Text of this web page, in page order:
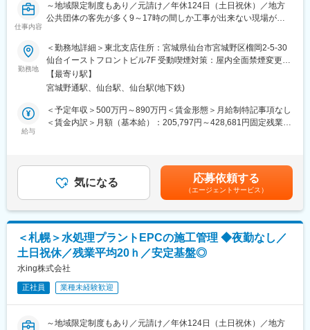
＊受注金額・フォロー体制
大規模案件：金額は50億～100億円／3～4名程度で担当
＊DXへの取り組み
タブレットを活用した施工管理など、DXを活用し業務効率化の取
り組みを行っています。
■働き方：
・在宅：担当現場がない、稼働していないときは、事務作業を在
・顧客ニーズに応える為、水質分析から基本プロセス設計、
EPC、維持管理、メンテナンス、薬品提供までワンストップで提
供しています。
・官公庁8割・民間2割で案件を受注しており、主な顧客は国内外
の官公庁／地方自治体／水族館／テーマパーク／飲料メーカー／
医薬品メーカー等です。
■同社の強み
・民間企業、官公庁など安定した取引実績があり、インフラを支
イオニアとしては勿論、製薬工場の設備管理受託という新規事業
仕事内容
～地域限定制度もあり／元請け／年休124日（土日祝休）／地方
公共団体の客先が多く9～17時の間しか工事が出来ない現場が多
です～
■業務内容
新設工事の現場における施工管理業務を担当します。水処理設備
の機械・電気工事がメインとなります。
■業務詳細
・仮設計画の作成
※施工図などの図面作成は行いません。
半年～１年、長くて２～３年です。
現場までの通勤が難しい場合には、半年～1年の長期出張となりま
す。
＊担当案件数（規模や期間により件数は変動します）
大規模案件：年間1件程度
小中規模案件：年間1件～15件程度。
勤務地
＜勤務地詳細＞東北支店住所：宮城県仙台市宮城野区榴岡2-5-30
仙台イーストフロントビル7F 受動喫煙対策：屋内全面禁煙変更の
範囲：会社の定める事業所（リモートワーク含む）
【最寄り駅】
宮城野通駅、仙台駅、仙台駅(地下鉄)
給与
＜予定年収＞500万円～890万円＜賃金形態＞月給制特記事項なし
＜賃金内訳＞月額（基本給）：205,797円～428,681円固定残業手
給与補足＞※給与詳細は、同社規定により決定■昇給：年1回（人
事評価に応じる）■賞与：年2回■成果賞与あり（企業業績により
加算）賃金はあくまでも目安の金額であり、選考を通じて上下す
る可能性があります。月給(月額)は固定手当を含めた表記です。
気になる 応募依頼する
（エージェントサービス）
＜札幌＞水処理プラントEPCの施工管理 ◆夜勤なし／
土日祝休／残業平均20ｈ／安定基盤◎
水ing株式会社
正社員 業種未経験歓迎
～地域限定制度もあり／元請け／年休124日（土日祝休）／地方